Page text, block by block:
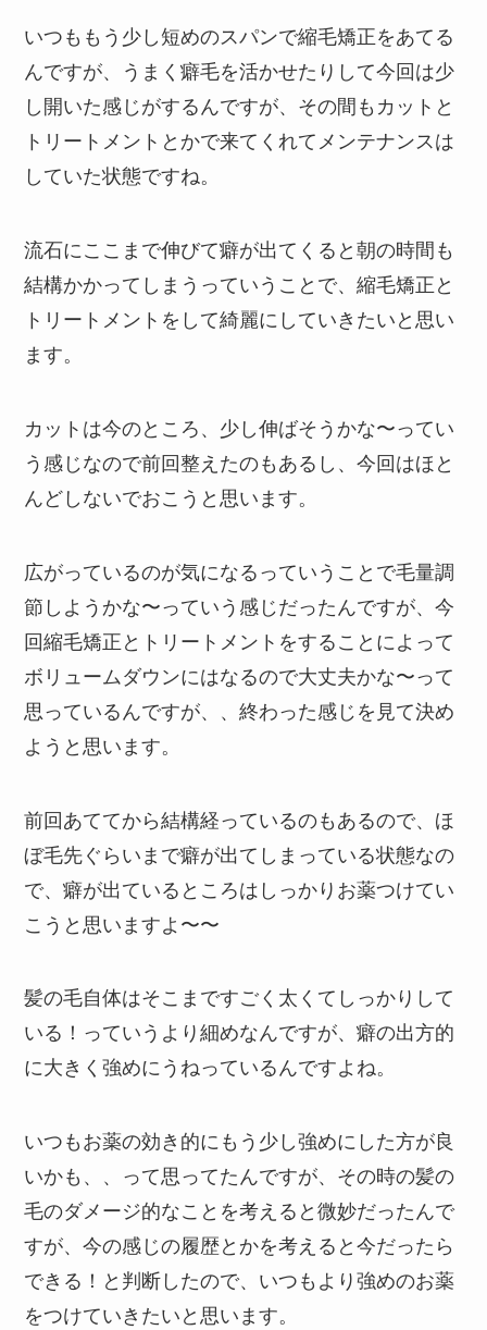
いつももう少し短めのスパンで縮毛矯正をあてる
んですが、うまく癖毛を活かせたりして今回は少
し開いた感じがするんですが、その間もカットと
トリートメントとかで来てくれてメンテナンスは
していた状態ですね。
流石にここまで伸びて癖が出てくると朝の時間も
結構かかってしまうっていうことで、縮毛矯正と
トリートメントをして綺麗にしていきたいと思い
ます。
カットは今のところ、少し伸ばそうかな〜ってい
う感じなので前回整えたのもあるし、今回はほと
んどしないでおこうと思います。
広がっているのが気になるっていうことで毛量調
節しようかな〜っていう感じだったんですが、今
回縮毛矯正とトリートメントをすることによって
ボリュームダウンにはなるので大丈夫かな〜って
思っているんですが、、終わった感じを見て決め
ようと思います。
前回あててから結構経っているのもあるので、ほ
ぼ毛先ぐらいまで癖が出てしまっている状態なの
で、癖が出ているところはしっかりお薬つけてい
こうと思いますよ〜〜
髪の毛自体はそこまですごく太くてしっかりして
いる！っていうより細めなんですが、癖の出方的
に大きく強めにうねっているんですよね。
いつもお薬の効き的にもう少し強めにした方が良
いかも、、って思ってたんですが、その時の髪の
毛のダメージ的なことを考えると微妙だったんで
すが、今の感じの履歴とかを考えると今だったら
できる！と判断したので、いつもより強めのお薬
をつけていきたいと思います。